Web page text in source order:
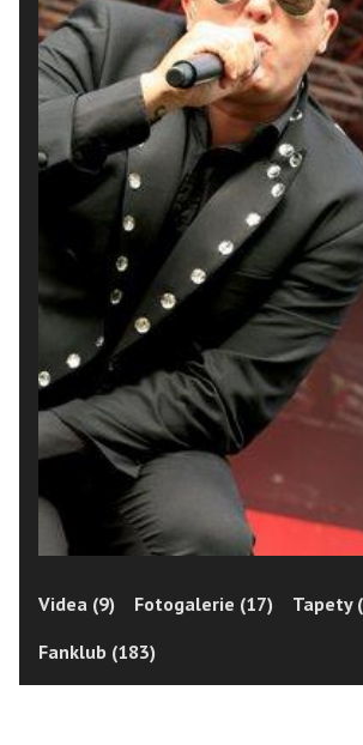
Videa (9) Fotogalerie (17)
Tapety
Fanklub (183)